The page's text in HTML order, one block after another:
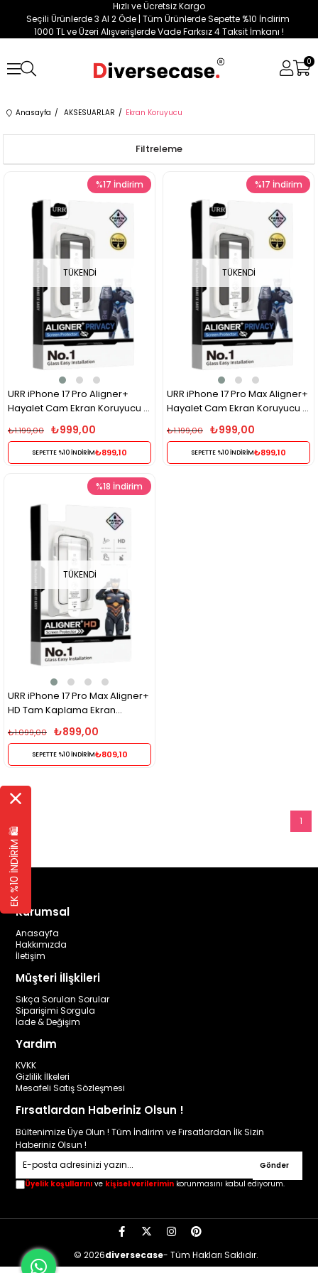
Hızlı ve Ücretsiz Kargo
Seçili Ürünlerde 3 Al 2 Öde | Tüm Ürünlerde Sepette %10 İndirim
1000 TL ve Üzeri Alışverişlerde Vade Farksız 4 Taksit İmkanı !
0
Anasayfa AKSESUARLAR Ekran Koruyucu
Filtreleme
TÜKENDI
URR iPhone 17 Pro Aligner+
Hayalet Cam Ekran Koruyucu –
Siyah Gizli Görüş Koruma
₺999,00
₺1.199,00
SEPETTE %10 İNDİRİM₺899,10
%17 İndirim
TÜKENDI
URR iPhone 17 Pro Max Aligner+
Hayalet Cam Ekran Koruyucu –
Siyah Gizli Görüş Koruma
₺999,00
₺1.199,00
SEPETTE %10 İNDİRİM₺899,10
%17 İndirim
TÜKENDI
URR iPhone 17 Pro Max Aligner+
HD Tam Kaplama Ekran
Koruyucu – Siyah
₺899,00
₺1.099,00
SEPETTE %10 İNDİRİM₺809,10
%18 İndirim
1
Kurumsal
Anasayfa
Hakkımızda
İletişim
Müşteri İlişkileri
Sıkça Sorulan Sorular
Siparişimi Sorgula
İade & Değişim
Yardım
KVKK
Gizlilik İlkeleri
Mesafeli Satış Sözleşmesi
Fırsatlardan Haberiniz Olsun !
Bültenimize Üye Olun ! Tüm İndirim ve Fırsatlardan İlk Sizin
Haberiniz Olsun !
Gönder
Üyelik koşullarını ve kişisel verilerimin korunmasını kabul ediyorum.
© 2026diversecase- Tüm Hakları Saklıdır.
EK %10 İNDİRİM 🛍️